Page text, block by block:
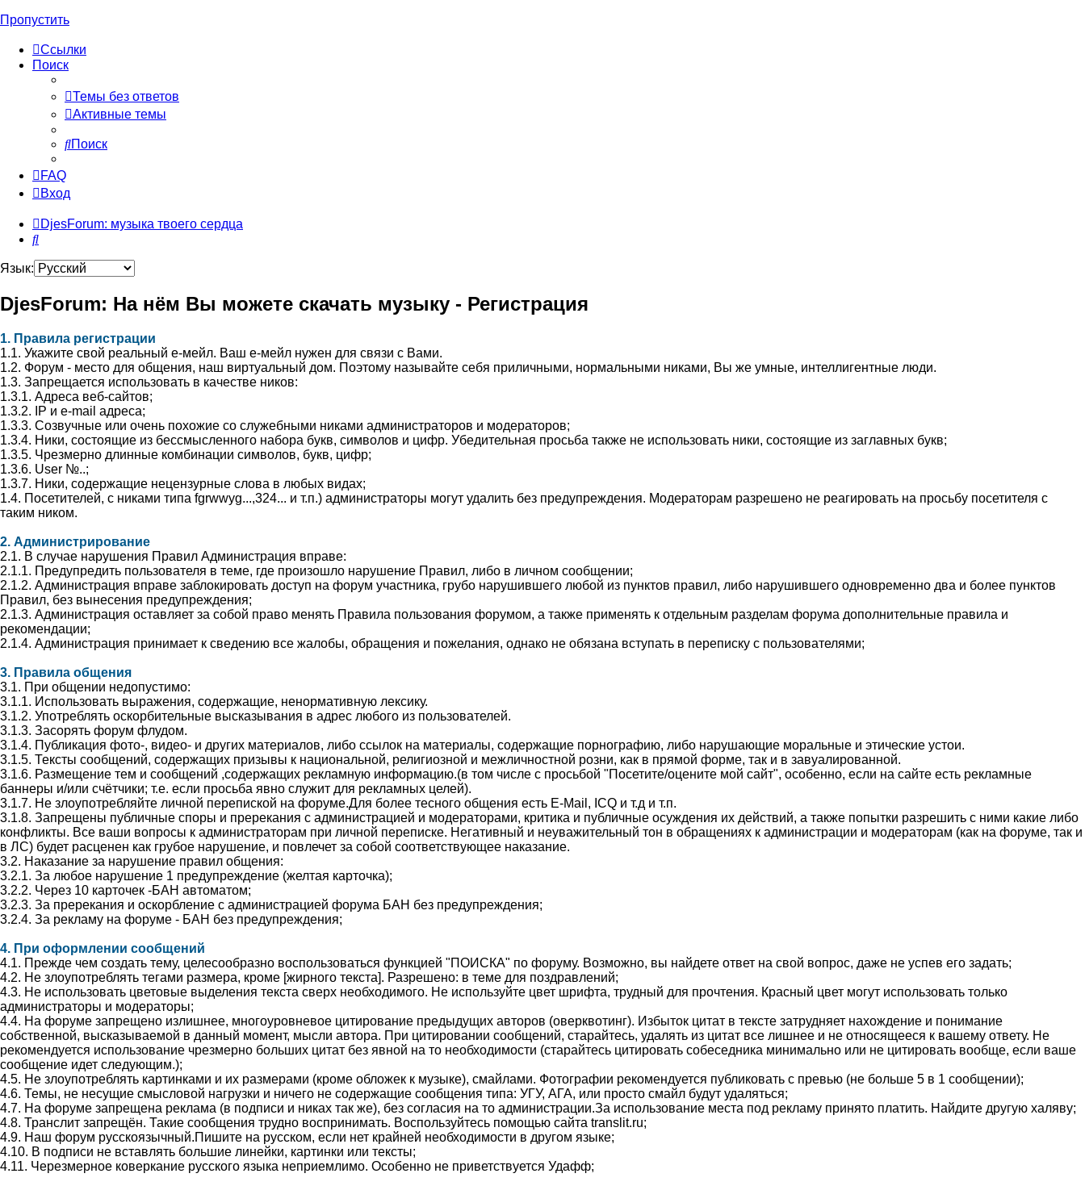
Пропустить
Ссылки
Поиск
Темы без ответов
Активные темы
Поиск
FAQ
Вход
DjesForum: музыка твоего сердца
Поиск
Язык:
DjesForum: На нём Вы можете скачать музыку - Регистрация
1. Правила регистрации
1.1. Укажите свой реальный е-мейл. Ваш е-мейл нужен для связи с Вами.
1.2. Форум - место для общения, наш виртуальный дом. Поэтому называйте себя приличными, нормальными никами, Вы же умные, интеллигентные люди.
1.3. Запрещается использовать в качестве ников:
1.3.1. Адреса веб-сайтов;
1.3.2. IP и e-mail адреса;
1.3.3. Созвучные или очень похожие со служебными никами администраторов и модераторов;
1.3.4. Ники, состоящие из бессмысленного набора букв, символов и цифр. Убедительная просьба также не использовать ники, состоящие из заглавных букв;
1.3.5. Чрезмерно длинные комбинации символов, букв, цифр;
1.3.6. User №..;
1.3.7. Ники, содержащие нецензурные слова в любых видах;
1.4. Посетителей, с никами типа fgrwwyg...,324... и т.п.) администраторы могут удалить без предупреждения. Модераторам разрешено не реагировать на просьбу посетителя с
таким ником.
2. Администрирование
2.1. В случае нарушения Правил Администрация вправе:
2.1.1. Предупредить пользователя в теме, где произошло нарушение Правил, либо в личном сообщении;
2.1.2. Администрация вправе заблокировать доступ на форум участника, грубо нарушившего любой из пунктов правил, либо нарушившего одновременно два и более пунктов
Правил, без вынесения предупреждения;
2.1.3. Администрация оставляет за собой право менять Правила пользования форумом, а также применять к отдельным разделам форума дополнительные правила и
рекомендации;
2.1.4. Администрация принимает к сведению все жалобы, обращения и пожелания, однако не обязана вступать в переписку с пользователями;
3. Правила общения
3.1. При общении недопустимо:
3.1.1. Использовать выражения, содержащие, ненормативную лексику.
3.1.2. Употреблять оскорбительные высказывания в адрес любого из пользователей.
3.1.3. Засорять форум флудом.
3.1.4. Публикация фото-, видео- и других материалов, либо ссылок на материалы, содержащие порнографию, либо нарушающие моральные и этические устои.
3.1.5. Тексты сообщений, содержащих призывы к национальной, религиозной и межличностной розни, как в прямой форме, так и в завуалированной.
3.1.6. Размещение тем и сообщений ,содержащих рекламную информацию.(в том числе с просьбой "Посетите/оцените мой сайт", особенно, если на сайте есть рекламные
баннеры и/или счётчики; т.е. если просьба явно служит для рекламных целей).
3.1.7. Не злоупотребляйте личной перепиской на форуме.Для более тесного общения есть E-Mail, ICQ и т.д и т.п.
3.1.8. Запрещены публичные споры и пререкания с администрацией и модераторами, критика и публичные осуждения их действий, а также попытки разрешить с ними какие либо
конфликты. Все ваши вопросы к администраторам при личной переписке. Негативный и неуважительный тон в обращениях к администрации и модераторам (как на форуме, так и
в ЛС) будет расценен как грубое нарушение, и повлечет за собой соответствующее наказание.
3.2. Наказание за нарушение правил общения:
3.2.1. За любое нарушение 1 предупреждение (желтая карточка);
3.2.2. Через 10 карточек -БАН автоматом;
3.2.3. За пререкания и оскорбление с администрацией форума БАН без предупреждения;
3.2.4. За рекламу на форуме - БАН без предупреждения;
4. При оформлении сообщений
4.1. Прежде чем создать тему, целесообразно воспользоваться функцией "ПОИСКА" по форуму. Возможно, вы найдете ответ на свой вопрос, даже не успев его задать;
4.2. Не злоупотреблять тегами размера, кроме [жирного текста]. Разрешено: в теме для поздравлений;
4.3. Не использовать цветовые выделения текста сверх необходимого. Не используйте цвет шрифта, трудный для прочтения. Красный цвет могут использовать только
администраторы и модераторы;
4.4. На форуме запрещено излишнее, многоуровневое цитирование предыдущих авторов (оверквотинг). Избыток цитат в тексте затрудняет нахождение и понимание
собственной, высказываемой в данный момент, мысли автора. При цитировании сообщений, старайтесь, удалять из цитат все лишнее и не относящееся к вашему ответу. Не
рекомендуется использование чрезмерно больших цитат без явной на то необходимости (старайтесь цитировать собеседника минимально или не цитировать вообще, если ваше
сообщение идет следующим.);
4.5. Не злоупотреблять картинками и их размерами (кроме обложек к музыке), смайлами. Фотографии рекомендуется публиковать с превью (не больше 5 в 1 сообщении);
4.6. Темы, не несущие смысловой нагрузки и ничего не содержащие сообщения типа: УГУ, АГА, или просто смайл будут удаляться;
4.7. На форуме запрещена реклама (в подписи и никах так же), без согласия на то администрации.За использование места под рекламу принято платить. Найдите другую халяву;
4.8. Транслит запрещён. Такие сообщения трудно воспринимать. Воспользуйтесь помощью сайта translit.ru;
4.9. Наш форум русскоязычный.Пишите на русском, если нет крайней необходимости в другом языке;
4.10. В подписи не вставлять большие линейки, картинки или тексты;
4.11. Черезмерное коверкание русского языка неприемлимо. Особенно не приветствуется Удафф;